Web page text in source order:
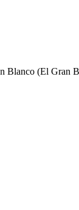
Blanco (El Gran